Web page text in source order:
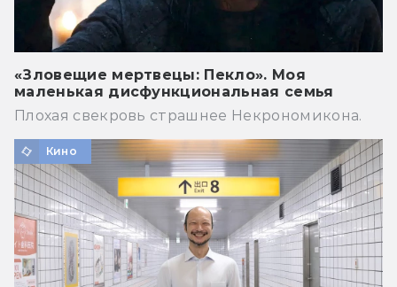
«Зловещие мертвецы: Пекло». Моя
маленькая дисфункциональная семья
Плохая свекровь страшнее Некрономикона.
Кино